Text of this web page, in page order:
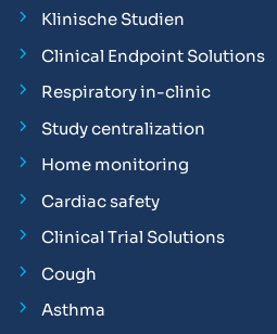
Klinische Studien
Clinical Endpoint Solutions
Respiratory in-clinic
Study centralization
Home monitoring
Cardiac safety
Clinical Trial Solutions
Cough
Asthma